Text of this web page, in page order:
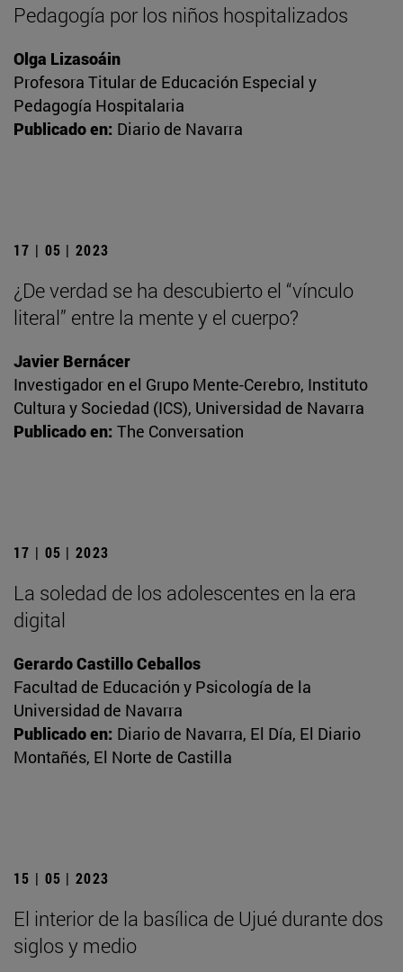
Pedagogía por los niños hospitalizados
Olga Lizasoáin
Profesora Titular de Educación Especial y
Pedagogía Hospitalaria
Publicado en: Diario de Navarra
17 | 05 | 2023
¿De verdad se ha descubierto el “vínculo
literal” entre la mente y el cuerpo?
Javier Bernácer
Investigador en el Grupo Mente-Cerebro, Instituto
Cultura y Sociedad (ICS), Universidad de Navarra
Publicado en: The Conversation
17 | 05 | 2023
La soledad de los adolescentes en la era
digital
Gerardo Castillo Ceballos
Facultad de Educación y Psicología de la
Universidad de Navarra
Publicado en: Diario de Navarra, El Día, El Diario
Montañés, El Norte de Castilla
15 | 05 | 2023
El interior de la basílica de Ujué durante dos
siglos y medio